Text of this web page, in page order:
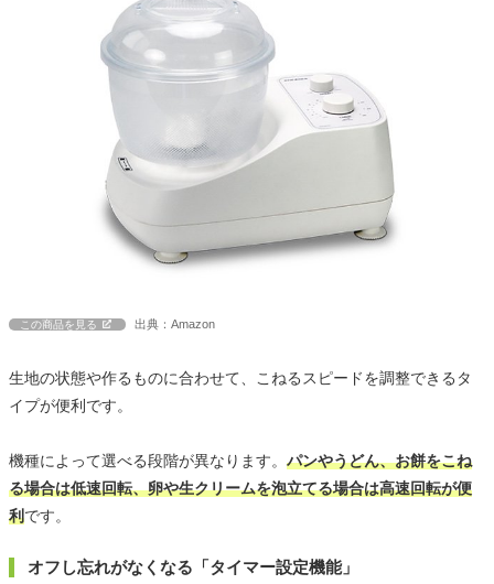
この商品を見る 出典：Amazon
生地の状態や作るものに合わせて、こねるスピードを調整できるタ
イプが便利です。
機種によって選べる段階が異なります。 パンやうどん、お餅をこね
る場合は低速回転、卵や生クリームを泡立てる場合は高速回転が便
利です。
オフし忘れがなくなる「タイマー設定機能」